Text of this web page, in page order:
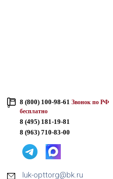
8 (800) 100-98-61 Звонок по РФ
бесплатно
8 (495) 181-19-81
8 (963) 710-83-00
luk-opttorg@bk.ru